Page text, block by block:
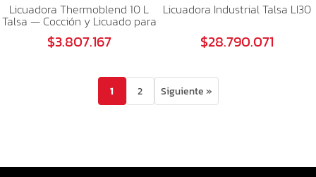
Licuadora Thermoblend 10 L
Talsa — Cocción y Licuado para
Altos Volúmenes
$3.807.167
Licuadora Industrial Talsa LI30
$28.790.071
1 2 Siguiente »